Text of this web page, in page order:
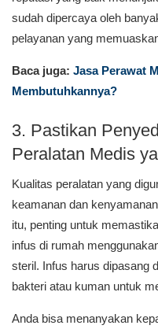
sudah dipercaya oleh
pelayanan yang
Baca juga: Jasa Perawat
Membutuhkannya?
3. Pastikan
Peralatan Medis
Kualitas peralatan yang
keamanan dan
itu, penting untuk
infus di rumah
steril. Infus harus dipasang
bakteri atau kuman untuk
Anda bisa menanyakan